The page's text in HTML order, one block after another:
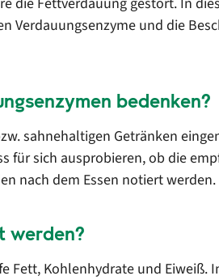
und die
bedenken?
sahnehaltigen Getränken
für sich ausprobieren, ob die
nach dem Essen notiert werden.
werden?
Kohlenhydrate und Eiweiß.